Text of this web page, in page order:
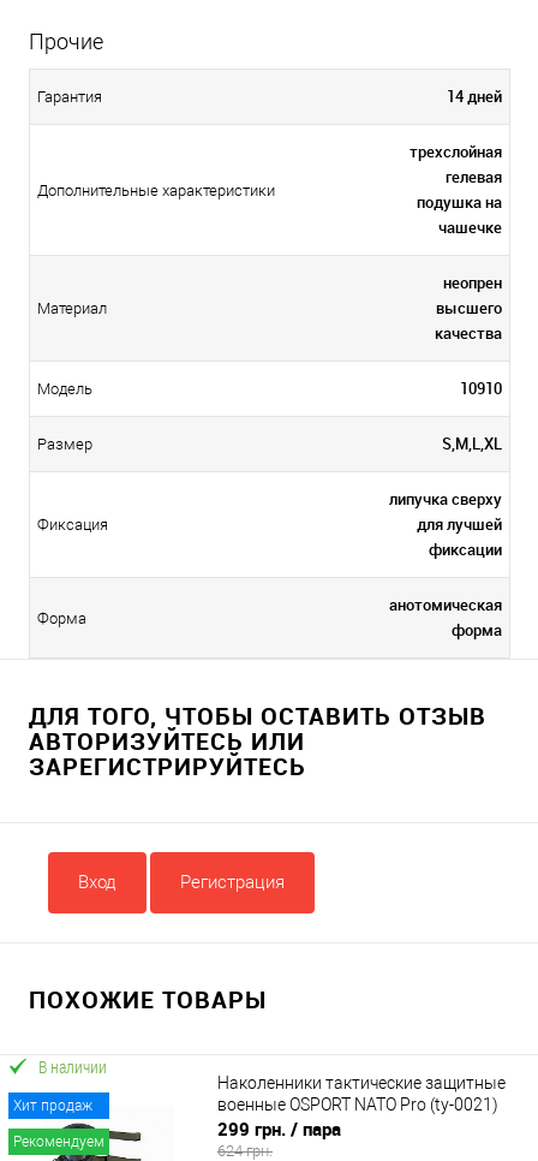
Прочие
Гарантия 14 дней
Дополнительные характеристики
трехслойная
гелевая
подушка на
чашечке
Материал
неопрен
высшего
качества
Модель 10910
Размер S,M,L,XL
Фиксация
липучка сверху
для лучшей
фиксации
Форма
анотомическая
форма
ДЛЯ ТОГО, ЧТОБЫ ОСТАВИТЬ ОТЗЫВ
АВТОРИЗУЙТЕСЬ ИЛИ
ЗАРЕГИСТРИРУЙТЕСЬ
Вход Регистрация
ПОХОЖИЕ ТОВАРЫ
Хит продаж
Рекомендуем
В наличии
Наколенники тактические защитные
военные OSPORT NATO Pro (ty-0021)
299 грн. / пара
624 грн.